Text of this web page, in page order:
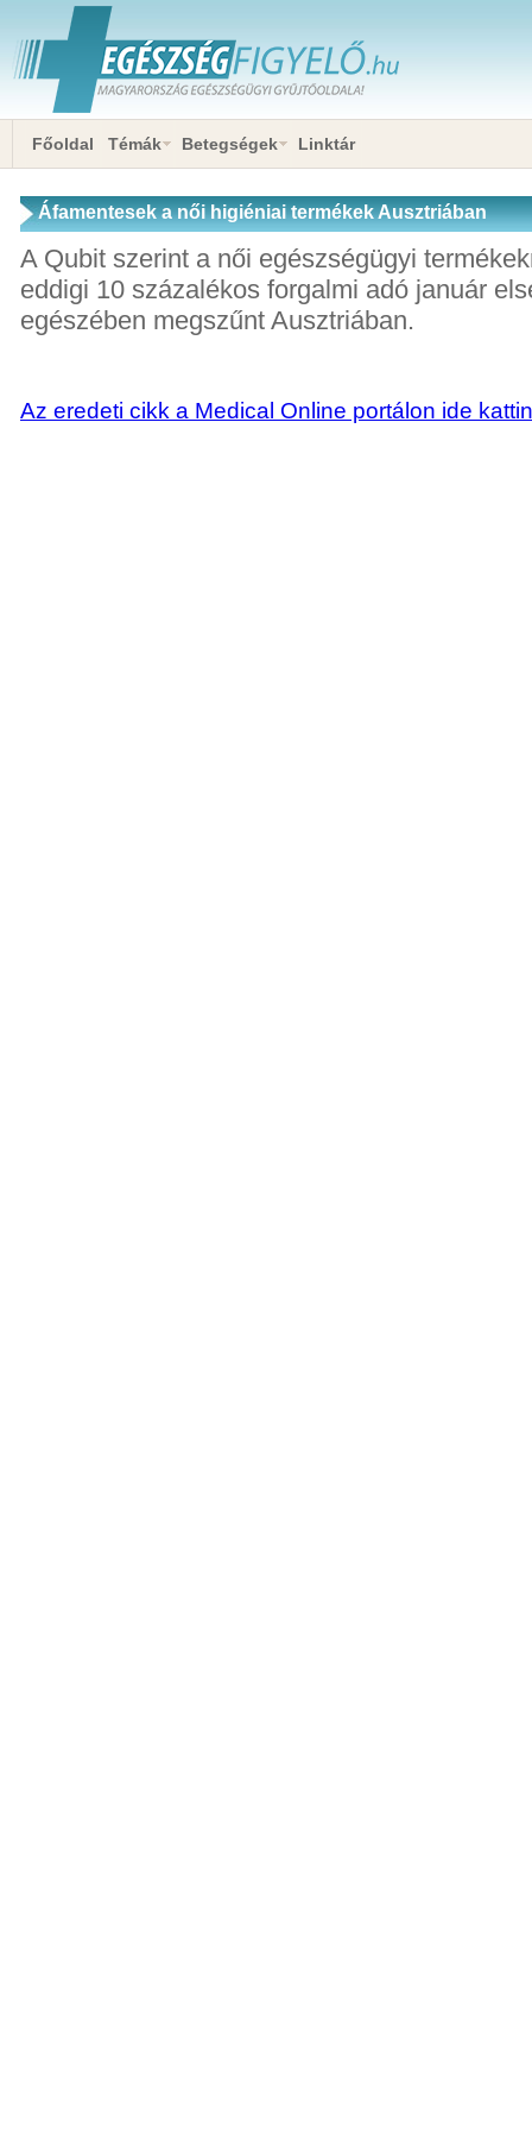
Főoldal Témák Betegségek Linktár
Áfamentesek a női higiéniai termékek Ausztriában
A Qubit szerint a női egészségügyi
eddigi 10 százalékos forgalmi adó január
egészében megszűnt Ausztriában.
Az eredeti cikk a Medical Online portálon ide